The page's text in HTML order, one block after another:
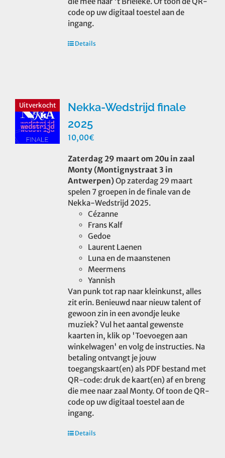
code op uw digitaal toestel aan de
ingang.
Details
Uitverkocht
Nekka-Wedstrijd finale
2025
10,00€
Zaterdag 29 maart om 20u in zaal
Monty (Montignystraat 3 in
Antwerpen)Op zaterdag 29 maart
spelen 7 groepen in de finale van de
Nekka-Wedstrijd 2025.
Cézanne
Frans Kalf
Gedoe
Laurent Laenen
Luna en de maanstenen
Meermens
Yannish
Van punk tot rap naar kleinkunst, alles
zit erin. Benieuwd naar nieuw talent of
gewoon zin in een avondje leuke
muziek? Vul het aantal gewenste
kaarten in, klik op 'Toevoegen aan
winkelwagen' en volg de instructies. Na
betaling ontvangt je jouw
toegangskaart(en) als PDF bestand met
QR-code: druk de kaart(en) af en breng
die mee naar zaal Monty. Of toon de QR-
code op uw digitaal toestel aan de
ingang.
Details